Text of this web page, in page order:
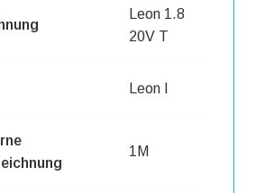
Leon 1.8
20V T
Leon I
1M